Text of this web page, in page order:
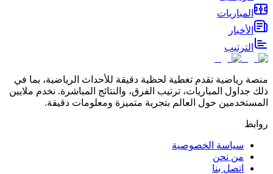
المباريات
الأخبار
الترتيب
منصة رياضية تقدم تغطية لحظية دقيقة للأحداث الرياضية، بما في
ذلك جداول المباريات، ترتيب الفرق، والنتائج المباشرة. نخدم ملايين
المستخدمين حول العالم بتجربة متميزة ومعلومات دقيقة.
روابط
سياسة الخصوصية
من نحن
اتصل بنا